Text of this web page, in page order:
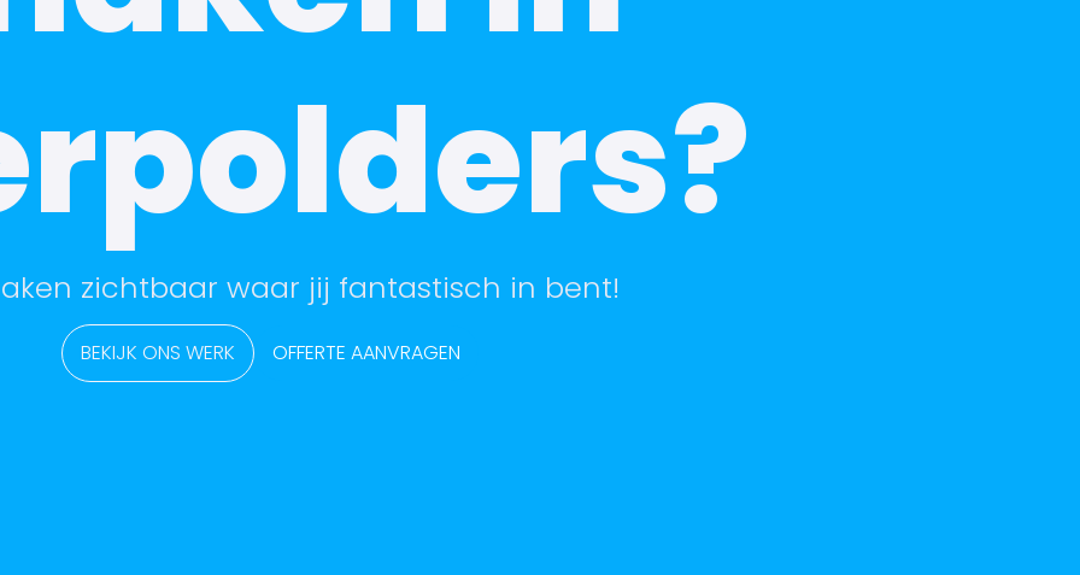
zichtbaar waar jij fantastisch in bent!
BEKIJK ONS WERK OFFERTE AANVRAGEN